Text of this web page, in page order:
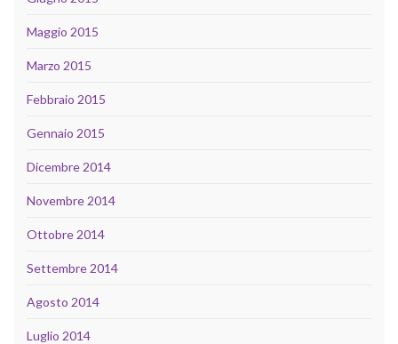
Maggio 2015
Marzo 2015
Febbraio 2015
Gennaio 2015
Dicembre 2014
Novembre 2014
Ottobre 2014
Settembre 2014
Agosto 2014
Luglio 2014